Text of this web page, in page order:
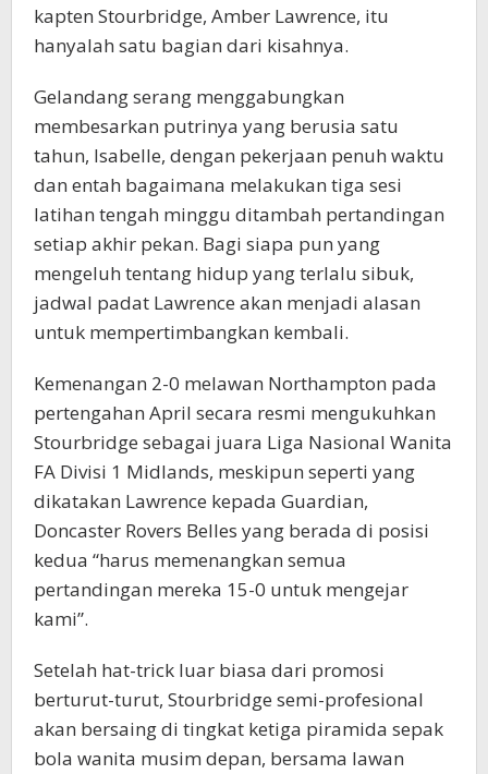
kapten Stourbridge, Amber Lawrence, itu
hanyalah satu bagian dari kisahnya.
Gelandang serang menggabungkan
membesarkan putrinya yang berusia satu
tahun, Isabelle, dengan pekerjaan penuh waktu
dan entah bagaimana melakukan tiga sesi
latihan tengah minggu ditambah pertandingan
setiap akhir pekan. Bagi siapa pun yang
mengeluh tentang hidup yang terlalu sibuk,
jadwal padat Lawrence akan menjadi alasan
untuk mempertimbangkan kembali.
Kemenangan 2-0 melawan Northampton pada
pertengahan April secara resmi mengukuhkan
Stourbridge sebagai juara Liga Nasional Wanita
FA Divisi 1 Midlands, meskipun seperti yang
dikatakan Lawrence kepada Guardian,
Doncaster Rovers Belles yang berada di posisi
kedua “harus memenangkan semua
pertandingan mereka 15-0 untuk mengejar
kami”.
Setelah hat-trick luar biasa dari promosi
berturut-turut, Stourbridge semi-profesional
akan bersaing di tingkat ketiga piramida sepak
bola wanita musim depan, bersama lawan